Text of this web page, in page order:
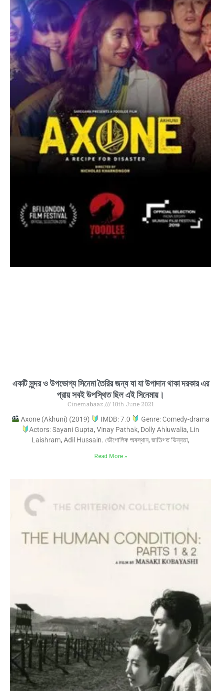
একটি সুন্দর ও উপভোগ্য সিনেমা তৈরির জন্য যা যা উপাদান থাকা দরকার এর
প্রায় সবই উপস্থিত ছিল এই সিনেমায়।
Cinemabaaz
10th June 2021
Axone (Akhuni) (2019)
IMDB: 7.0
Genre: Comedy-drama
Actors: Sayani Gupta, Vinay Pathak, Dolly Ahluwalia, Lin
Laishram, Adil Hussain. ভৌগোলিক অবস্থান, জাতিগত ভিন্নতা,
Read More »